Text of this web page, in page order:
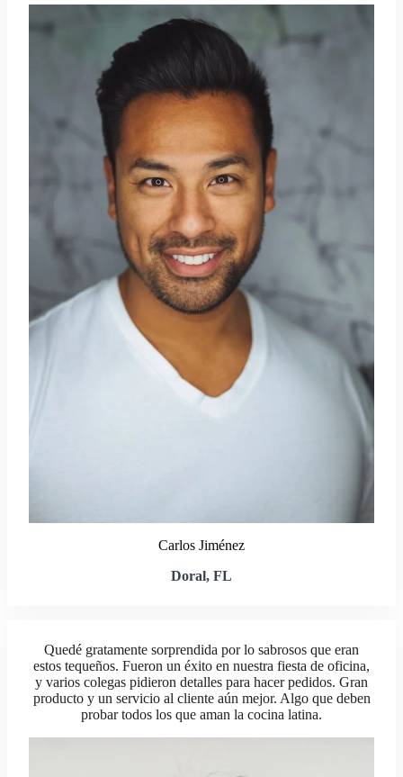
Carlos Jiménez
Doral, FL
Quedé gratamente sorprendida por lo sabrosos que eran
estos tequeños. Fueron un éxito en nuestra fiesta de oficina,
y varios colegas pidieron detalles para hacer pedidos. Gran
producto y un servicio al cliente aún mejor. Algo que deben
probar todos los que aman la cocina latina.